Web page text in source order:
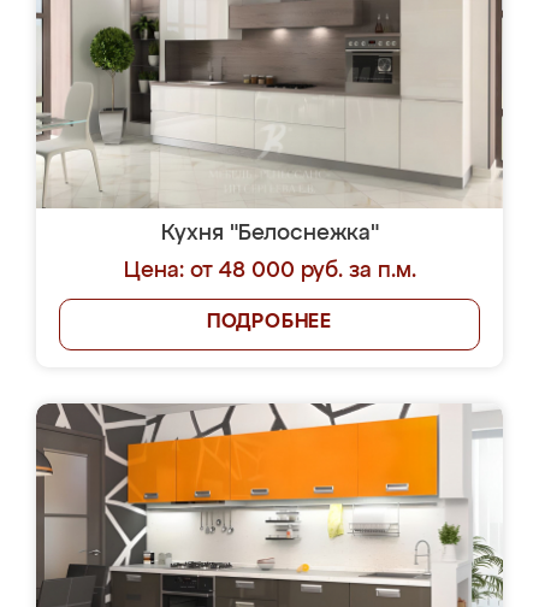
Кухня "Белоснежка"
Цена: от 48 000 руб. за п.м.
ПОДРОБНЕЕ